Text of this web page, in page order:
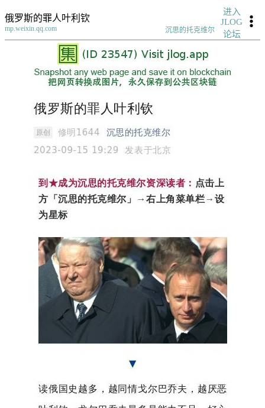
俄罗斯的罪人叶利钦
mp.weixin.qq.com 沉思的托克维尔
进入
JLOG
论坛